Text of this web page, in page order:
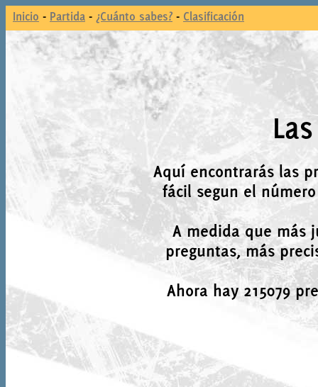
Inicio - Partida - ¿Cuánto sabes? - Clasificación
Aquí encontrarás las
fácil segun el
A medida que más
preguntas, más
Ahora hay 215079